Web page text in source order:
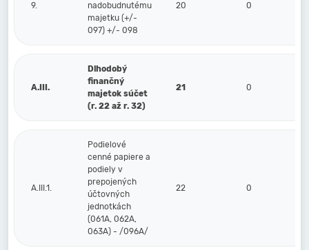
9.
nadobudnutému
majetku (+/-
097) +/- 098
20 0
A.III.
Dlhodobý
finančný
majetok súčet
(r. 22 až r. 32)
21 0
A.III.1.
Podielové
cenné papiere a
podiely v
prepojených
účtovných
jednotkách
(061A, 062A,
063A) - /096A/
22 0